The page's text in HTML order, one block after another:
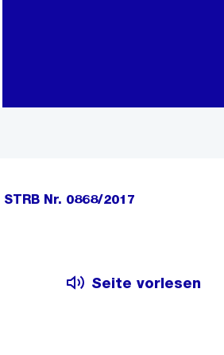
STRB Nr. 0868/2017
Seite vorlesen